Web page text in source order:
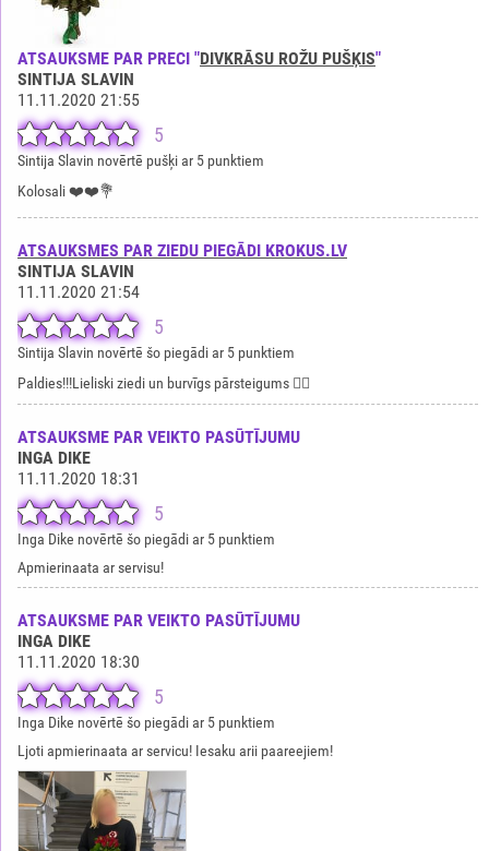
ATSAUKSME PAR PRECI "DIVKRĀSU ROŽU PUŠĶIS"
SINTIJA SLAVIN
11.11.2020 21:55
5
Sintija Slavin novērtē pušķi ar 5 punktiem
Kolosali ❤️❤️💐
ATSAUKSMES PAR ZIEDU PIEGĀDI KROKUS.LV
SINTIJA SLAVIN
11.11.2020 21:54
5
Sintija Slavin novērtē šo piegādi ar 5 punktiem
Paldies!!!Lieliski ziedi un burvīgs pārsteigums 👍🏻
ATSAUKSME PAR VEIKTO PASŪTĪJUMU
INGA DIKE
11.11.2020 18:31
5
Inga Dike novērtē šo piegādi ar 5 punktiem
Apmierinaata ar servisu!
ATSAUKSME PAR VEIKTO PASŪTĪJUMU
INGA DIKE
11.11.2020 18:30
5
Inga Dike novērtē šo piegādi ar 5 punktiem
Ljoti apmierinaata ar servicu! Iesaku arii paareejiem!